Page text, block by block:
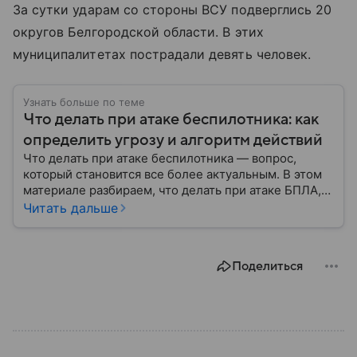
За сутки ударам со стороны ВСУ подверглись 20
округов Белгородской области. В этих
муниципалитетах пострадали девять человек.
Узнать больше по теме
Что делать при атаке беспилотника: как
определить угрозу и алгоритм действий
Что делать при атаке беспилотника — вопрос,
который становится все более актуальным. В этом
материале разбираем, что делать при атаке БПЛА,
как распознать угрозу, какие действия предпринять
Читать дальше
Поделиться